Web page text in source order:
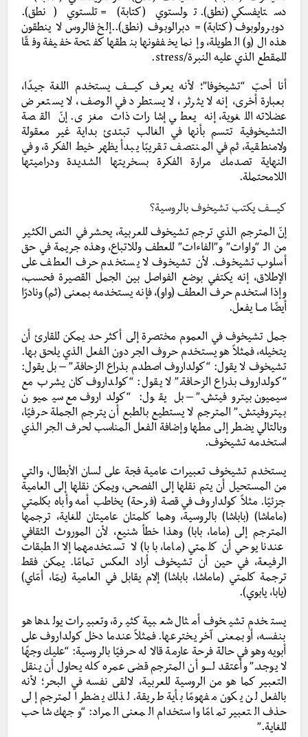
دستايفسكي (نطق). تولستوي (كتابة) = تلستوي (نطق).
دوبرولوبوف (كتابة) = دبرالوبوف (نطق)..إلخ فالروس لا ينطقون
هذه ال(و) الطويلة، وإنما يخففونها بنطقها كفتحة خفيفة وفقًا
للمقطع الذي عليه النبرة/stress.
أنا أحبّ “تشيخوفا”؛ لأنه يعرف كيـــــف يستخدم اللغة جيدًا،
بعبارة أخرى، إنه لا يثرثر، لا يستطرد في الوصف، لا يستعرض
عضلاته اللغوية، إنه يعطي إشارات ذات مغزى. إنّ القصة
التشيخوفية تتسم بأنها في الغالب تبتدئ بداية غير معقولة
ولامنطقية، ثم في المنتصف تقريبًا يبدأ يظهر خيط الفكرة، وفي
النهاية تصدمك مرارة الفكرة بسخريتها الشديدة ودراميتها
اللامحتملة.
كيـــــف يكتب تشيخوف بالروسية؟
إنّ المترجم الذي ترجم تشيخوف للعربية، يحشر في النص الكثير
من الـ “واوات” و”الفاءات” للعطف وللاتباع، وهذه جريمة في حق
أسلوب تشيخوف. لأن تشيخوف لا يستخدم حرف العطف على
الإطلاق، إنه يكتفي بوضع الفواصل بين الجمل القصيرة فحسب،
وإذا استخدم حرف العطف (واو)، فإنه يستخدمه بمعنى (ثم) ونادرًا
أيضًا مـــا يفعل.
جمل تشيخوف في العموم مختصرة إلى أكثر حد يمكن للقارئ أن
يتخيله، فمثلاً هو يستخدم حروف الجر دون الفعل الذي يلحق بها.
تشيخوف لا يقول: “كولداروف اصطدم بذراع الزحافة.” – بل يقول:
“كولداروف بذراع الزحافة.” لا يقول: “كولداروف كان يشرب مع
سيميون بيتروفيتش.” – بل يقول: “كولداروف مع سيميون
بيتروفيتش.” المترجم لا يستطيع بالطبع أن يترجم الجملة حرفيًا،
وبالتالي يضطر إلى مطها وإضافة الفعل المناسب لحرف الجر الذي
استخدمه تشيخوف.
يستخدم تشيخوف تعبيرات عامية فجة على لسان الأبطال، والتي
من المستحيل أن يتم نقلها إلى الفصحى، ويمكن نقلها إلى العامية
جزئيًا. مثلاً كولداروف في قصة (فرحة) يخاطب أمه وأباه بكلمتي
(ماماشا) (باباشا) بالروسية، وهما كلمتان عاميتان للغاية، ترجمها
المترجم إلى (ماما، بابا) وهذا خطأ شنيع، لأن الموروث الثقافي
عندنا يوحي أن كلمتي (ماما، بابا) لا تستخدمهما إلا الطبقات
الرفيعة، في حين أن تشيخوف أراد العكس تمامًا. يمكن فقط
ترجمة كلمتي (ماماشا، باباشا) إلام يقابل في العامية (يمّا، أمّاي)
(يابا، يابوي).
يستخدم تشيخوف أمثال شعبية كثيرة، وتعبيرات يولدها هو
بنفسه، أو بمعنى آخر يخترعها. فمثلاً عندما دخل كولداروف على
أبويه وهو في حالة فرحة عارمة قالا له حرفيًا بالروسية: “عليك وجهًا
لا يوجد.” وأعتقد لــــو أن المترجم قضى عمره كله يحاول أن ينقل
التعبير كما هو من الروسية للعربية، لالقى نفسه في البحر؛ لأنه
بالفعل لن يكون مفهومًا بأية طريقة. لذلك يضطر المترجم إلى
حذف التعبير تمامًا واستخدام المعنى المراد: “وجهك شاحب
للغاية.”